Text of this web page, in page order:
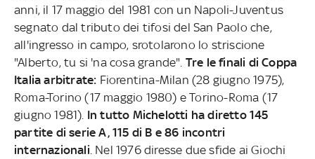
anni, il 17 maggio del 1981 con un Napoli-Juventus
segnato dal tributo dei tifosi del San Paolo che,
all'ingresso in campo, srotolarono lo striscione
"Alberto, tu si 'na cosa grande". Tre le finali di Coppa
Italia arbitrate: Fiorentina-Milan (28 giugno 1975),
Roma-Torino (17 maggio 1980) e Torino-Roma (17
giugno 1981). In tutto Michelotti ha diretto 145
partite di serie A, 115 di B e 86 incontri
internazionali . Nel 1976 diresse due sfide ai Giochi